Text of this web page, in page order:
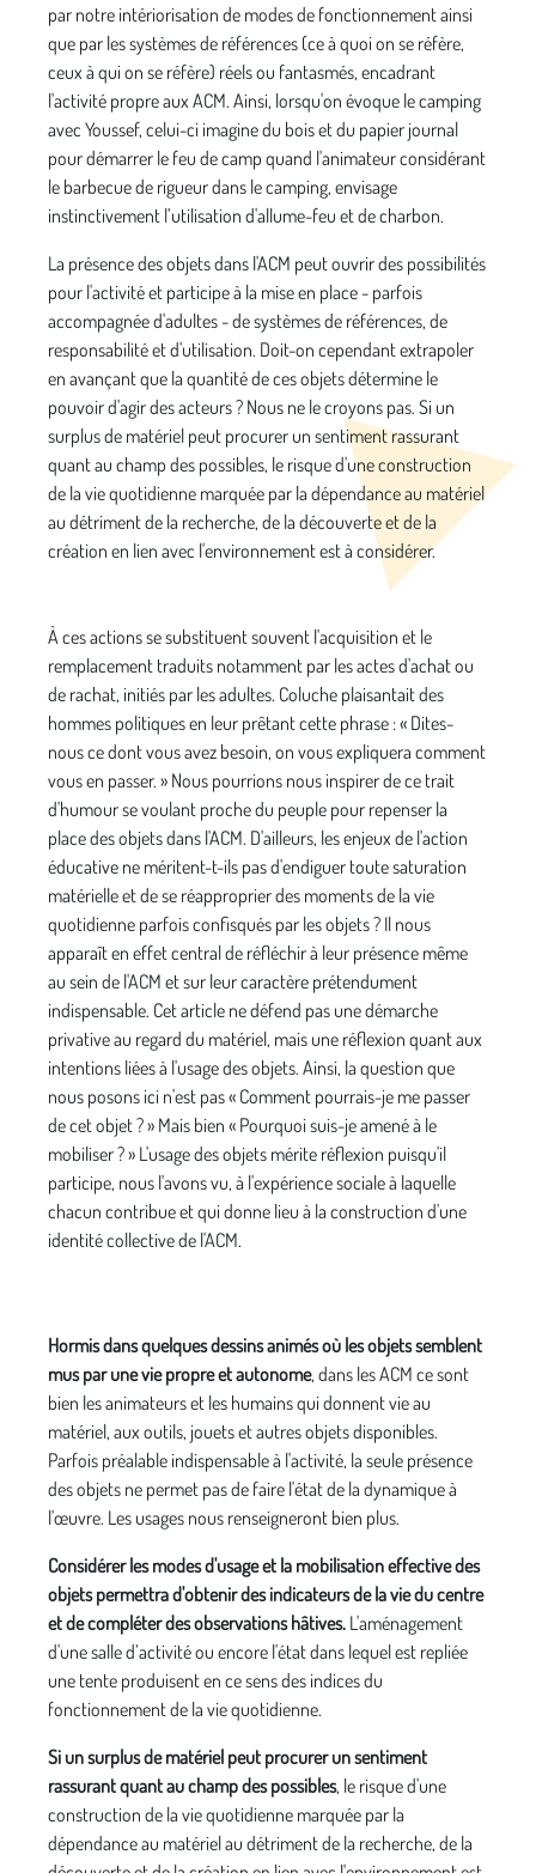
par notre intériorisation de modes de fonctionnement ainsi
que par les systèmes de références (ce à quoi on se réfère,
ceux à qui on se réfère) réels ou fantasmés, encadrant
l'activité propre aux ACM. Ainsi, lorsqu'on évoque le camping
avec Youssef, celui-ci imagine du bois et du papier journal
pour démarrer le feu de camp quand l'animateur considérant
le barbecue de rigueur dans le camping, envisage
instinctivement l’utilisation d'allume-feu et de charbon.
La présence des objets dans l'ACM peut ouvrir des possibilités
pour l'activité et participe à la mise en place - parfois
accompagnée d'adultes - de systèmes de références, de
responsabilité et d'utilisation. Doit-on cependant extrapoler
en avançant que la quantité de ces objets détermine le
pouvoir d'agir des acteurs ? Nous ne le croyons pas. Si un
surplus de matériel peut procurer un sentiment rassurant
quant au champ des possibles, le risque d'une construction
de la vie quotidienne marquée par la dépendance au matériel
au détriment de la recherche, de la découverte et de la
création en lien avec l'environnement est à considérer.
À ces actions se substituent souvent l'acquisition et le
remplacement traduits notamment par les actes d'achat ou
de rachat, initiés par les adultes. Coluche plaisantait des
hommes politiques en leur prêtant cette phrase : « Dites-
nous ce dont vous avez besoin, on vous expliquera comment
vous en passer. » Nous pourrions nous inspirer de ce trait
d'humour se voulant proche du peuple pour repenser la
place des objets dans l'ACM. D'ailleurs, les enjeux de l'action
éducative ne méritent-t-ils pas d'endiguer toute saturation
matérielle et de se réapproprier des moments de la vie
quotidienne parfois confisqués par les objets ? Il nous
apparaît en effet central de réfléchir à leur présence même
au sein de l'ACM et sur leur caractère prétendument
indispensable. Cet article ne défend pas une démarche
privative au regard du matériel, mais une réflexion quant aux
intentions liées à l'usage des objets. Ainsi, la question que
nous posons ici n'est pas « Comment pourrais-je me passer
de cet objet ? » Mais bien « Pourquoi suis-je amené à le
mobiliser ? » L'usage des objets mérite réflexion puisqu'il
participe, nous l'avons vu, à l'expérience sociale à laquelle
chacun contribue et qui donne lieu à la construction d'une
identité collective de l'ACM.
Hormis dans quelques dessins animés où les objets semblent
mus par une vie propre et autonome, dans les ACM ce sont
bien les animateurs et les humains qui donnent vie au
matériel, aux outils, jouets et autres objets disponibles.
Parfois préalable indispensable à l'activité, la seule présence
des objets ne permet pas de faire l'état de la dynamique à
l'œuvre. Les usages nous renseigneront bien plus.
Considérer les modes d'usage et la mobilisation effective des
objets permettra d'obtenir des indicateurs de la vie du centre
et de compléter des observations hâtives. L'aménagement
d'une salle d’activité ou encore l'état dans lequel est repliée
une tente produisent en ce sens des indices du
fonctionnement de la vie quotidienne.
Si un surplus de matériel peut procurer un sentiment
rassurant quant au champ des possibles, le risque d'une
construction de la vie quotidienne marquée par la
dépendance au matériel au détriment de la recherche, de la